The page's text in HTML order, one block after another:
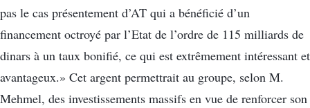
pas le cas présentement d’AT qui a bénéficié d’un
financement octroyé par l’Etat de l’ordre de 115 milliards de
dinars à un taux bonifié, ce qui est extrêmement intéressant et
avantageux.» Cet argent permettrait au groupe, selon M.
Mehmel, des investissements massifs en vue de renforcer son